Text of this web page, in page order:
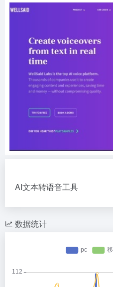
AI文本转语音工具
数据统计